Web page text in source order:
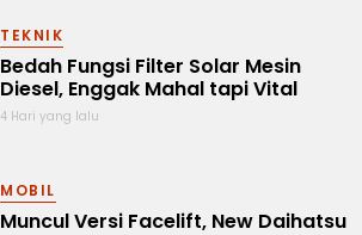
TEKNIK
Bedah Fungsi Filter Solar Mesin
Diesel, Enggak Mahal tapi Vital
4 Hari yang lalu
MOBIL
Muncul Versi Facelift, New Daihatsu